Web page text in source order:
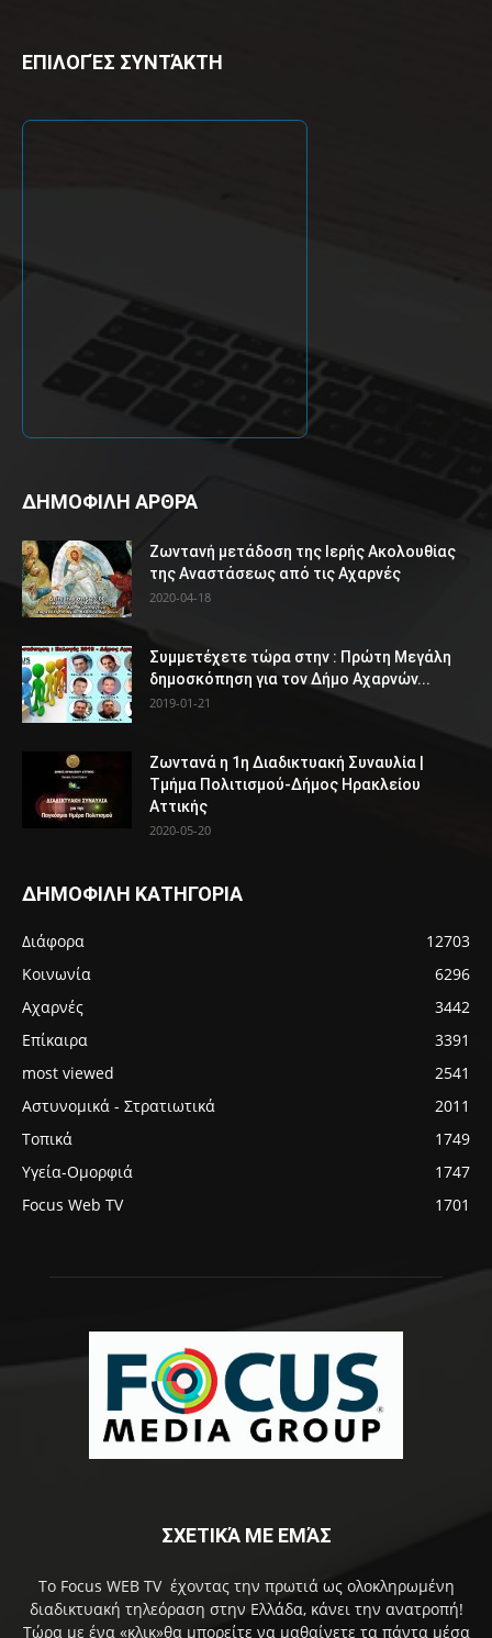
ΕΠΙΛΟΓΈΣ ΣΥΝΤΆΚΤΗ
ΔΗΜΟΦΙΛΗ ΑΡΘΡΑ
Ζωντανή μετάδοση της Ιερής Ακολουθίας
της Αναστάσεως από τις Αχαρνές
2020-04-18
Συμμετέχετε τώρα στην : Πρώτη Μεγάλη
δημοσκόπηση για τον Δήμο Αχαρνών...
2019-01-21
Ζωντανά η 1η Διαδικτυακή Συναυλία |
Τμήμα Πολιτισμού-Δήμος Ηρακλείου
Αττικής
2020-05-20
ΔΗΜΟΦΙΛΗ ΚΑΤΗΓΟΡΙΑ
Διάφορα
12703
Κοινωνία
6296
Αχαρνές
3442
Επίκαιρα
3391
most viewed
2541
Αστυνομικά - Στρατιωτικά
2011
Τοπικά
1749
Υγεία-Ομορφιά
1747
Focus Web TV
1701
ΣΧΕΤΙΚΆ ΜΕ ΕΜΆΣ
Το Focus WEB TV έχοντας την πρωτιά ως ολοκληρωμένη
διαδικτυακή τηλεόραση στην Ελλάδα, κάνει την ανατροπή!
Τώρα με ένα «κλικ»θα μπορείτε να μαθαίνετε τα πάντα μέσα